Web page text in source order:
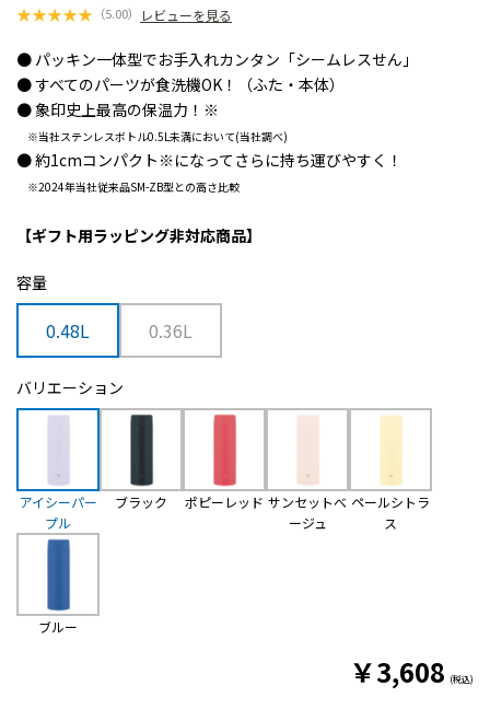
★★★★★ （5.00） レビューを見る
● パッキン一体型でお手入れカンタン「シームレスせん」
● すべてのパーツが食洗機OK！（ふた・本体）
● 象印史上最高の保温力！ ※
※当社ステンレスボトル0.5L未満において(当社調べ)
● 約1cmコンパクト ※ になってさらに持ち運びやすく！
※2024年当社従来品SM-ZB型との高さ比較
【ギフト用ラッピング非対応商品】
容量
0.48L 0.36L
バリエーション
アイシーパー
プル
ブラック ポピーレッド サンセットべ
ージュ
ペールシトラ
ス
ブルー
￥3,608 (税込)